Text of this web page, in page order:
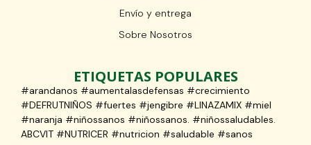
Envío y entrega
Sobre Nosotros
ETIQUETAS POPULARES
#arandanos #aumentalasdefensas #crecimiento
#DEFRUTNIÑOS #fuertes #jengibre #LINAZAMIX #miel
#naranja #niñossanos #niñossanos. #niñossaludables.
ABCVIT #NUTRICER #nutricion #saludable #sanos